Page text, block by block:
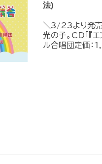
法)
＼3/23より発
光の子。CD「『
ル合唱団定価：